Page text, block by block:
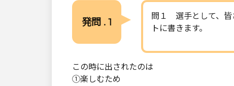
発問 . 1
問１ 選手として、皆
トに書きます。
この時に出されたのは
①楽しむため